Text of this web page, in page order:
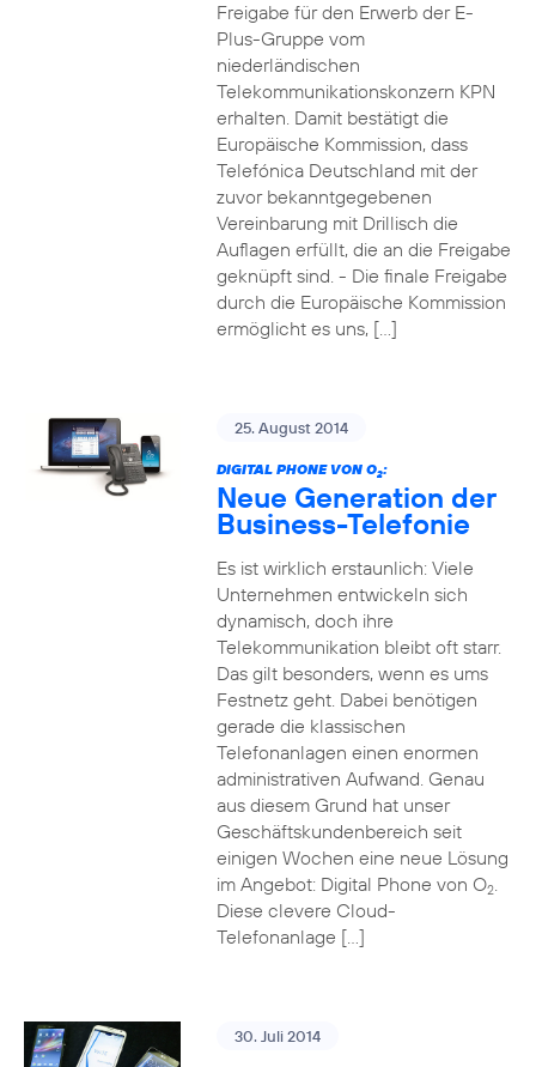
Freigabe für den Erwerb der E-
Plus-Gruppe vom
niederländischen
Telekommunikationskonzern KPN
erhalten. Damit bestätigt die
Europäische Kommission, dass
Telefónica Deutschland mit der
zuvor bekanntgegebenen
Vereinbarung mit Drillisch die
Auflagen erfüllt, die an die Freigabe
geknüpft sind. - Die finale Freigabe
durch die Europäische Kommission
ermöglicht es uns, […]
25. August 2014
DIGITAL PHONE VON O2:
Neue Generation der
Business-Telefonie
Es ist wirklich erstaunlich: Viele
Unternehmen entwickeln sich
dynamisch, doch ihre
Telekommunikation bleibt oft starr.
Das gilt besonders, wenn es ums
Festnetz geht. Dabei benötigen
gerade die klassischen
Telefonanlagen einen enormen
administrativen Aufwand. Genau
aus diesem Grund hat unser
Geschäftskundenbereich seit
einigen Wochen eine neue Lösung
im Angebot: Digital Phone von O2.
Diese clevere Cloud-
Telefonanlage […]
30. Juli 2014